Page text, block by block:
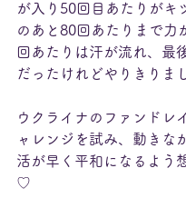
が入り50回目あたりがキ
のあと80回あたりまで力
回あたりは汗が流れ、最
だったけれどやりきりま
ウクライナのファンドレ
ャレンジを試み、動きな
活が早く平和になるよう
♡